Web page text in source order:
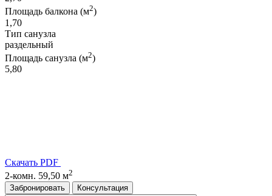
Площадь балкона (м2)
1,70
Тип санузла
раздельный
Площадь санузла (м2)
5,80
Скачать PDF
2-комн. 59,50 м2
Забронировать
Консультация